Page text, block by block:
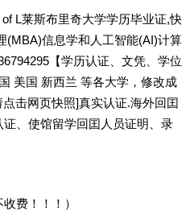
L莱斯布里奇大学学历毕业证,快
(MBA)信息学和人工智能(AI)计算
【学历认证、文凭、学位
美国 新西兰 等各大学，修改成
击网页快照]真实认证.海外回囯
、使馆留学回囯人员证明、录
收费！！！）